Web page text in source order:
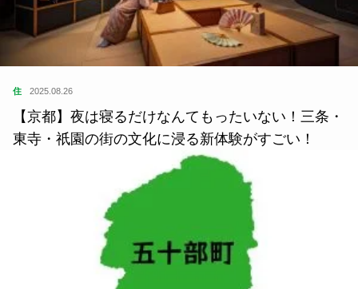
住 2025.08.26
【京都】夜は寝るだけなんてもったいない！三条・
東寺・祇園の街の文化に浸る新体験がすごい！